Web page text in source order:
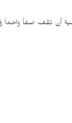
أن تقف صفاً